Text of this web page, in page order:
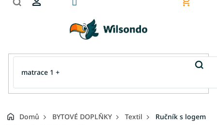
Nákupní
Domů BYTOVÉ DOPLŇKY Textil
Ručník s logem